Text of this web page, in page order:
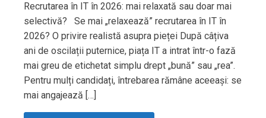
Recrutarea în IT în 2026: mai relaxată sau doar mai
selectivă? Se mai „relaxează” recrutarea în IT în
2026? O privire realistă asupra pieței După câțiva
ani de oscilații puternice, piața IT a intrat într-o fază
mai greu de etichetat simplu drept „bună” sau „rea”.
Pentru mulți candidați, întrebarea rămâne aceeași: se
mai angajează […]